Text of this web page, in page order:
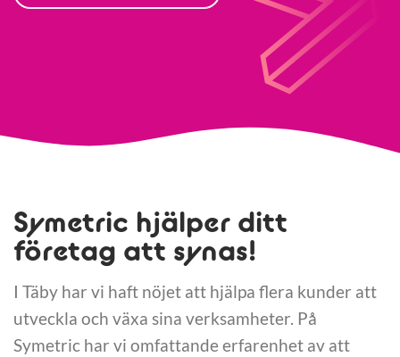
Symetric hjälper ditt
företag att synas!
I Täby har vi haft nöjet att hjälpa flera kunder att
utveckla och växa sina verksamheter. På
Symetric har vi omfattande erfarenhet av att